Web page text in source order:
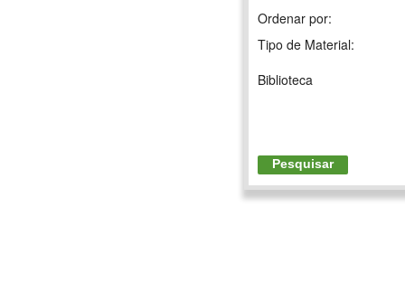
Ordenar por:
Tipo de Material:
Biblioteca
Pesquisar